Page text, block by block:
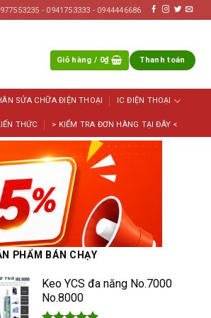
- 0941753333 - 0944446686
Giỏ hàng / 0₫ Thanh toán
SỬA CHỮA ĐIỆN THOẠI IC ĐIỆN THOẠI
THỨC > KIỂM TRA ĐƠN HÀNG TẠI ĐÂY <
PHẨM BÁN CHẠY
Keo YCS đa năng No.7000
No.8000